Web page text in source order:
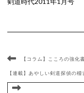
【コラム】こころの強
【連載】あやしい剣道探偵の